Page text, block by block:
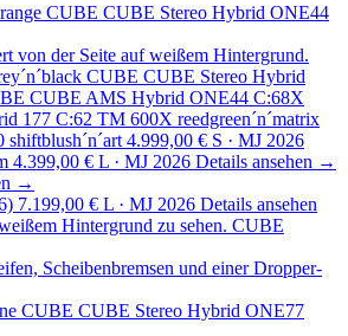
CUBE CUBE Stereo Hybrid ONE44
CUBE CUBE Stereo Hybrid
CUBE AMS Hybrid ONE44 C:68X
177 C:62 TM 600X reedgreen´n´matrix
4.999,00 € S · MJ 2026
4.399,00 € L · MJ 2026 Details ansehen →
→
7.199,00 € L · MJ 2026 Details ansehen
CUBE
CUBE CUBE Stereo Hybrid ONE77